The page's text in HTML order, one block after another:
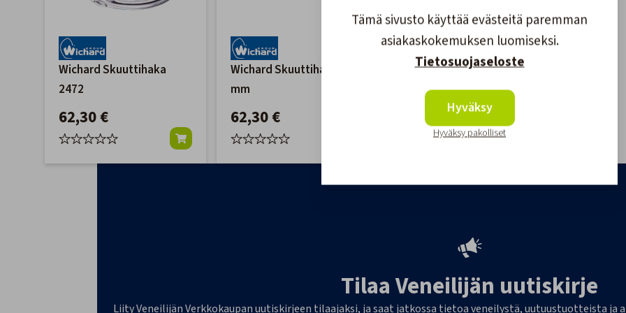
Wichard Skuuttihaka
2472
62,30 €
Wichard Skuuttihaka 70
mm
62,30 €
Wichard Skuuttihaka 105
94,80 €
Tilaa Veneilijän uutiskirje
Liity Veneilijän Verkkokaupan uutiskirjeen tilaajaksi, ja saat jatkossa tietoa veneilystä, uutuustuotteista
Tämä sivusto käyttää evästeitä paremman
asiakaskokemuksen luomiseksi.
Tietosuojaseloste
Hyväksy
Hyväksy pakolliset